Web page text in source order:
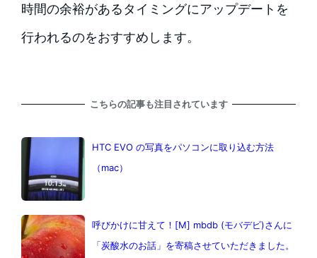
時間の余裕があるタイミングにアップデートを
行われるのをおすすめします。
こちらの記事も注目されています
HTC EVO の写真をパソコンに取り込む方法
（mac）
呼びかけに甘えて！[M] mbdb (モバデビ)さんに
「炭酸水のお話」を寄稿させていただきました。